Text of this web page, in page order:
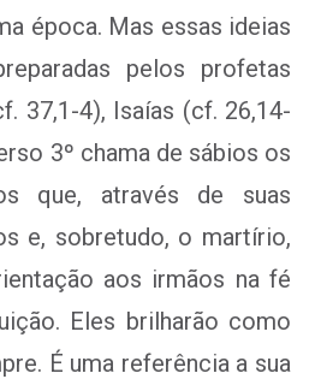
época. Mas essas ideias
pelos profetas
37,1-4), Isaías (cf. 26,14-
3º chama de sábios os
que, através de suas
e, sobretudo, o martírio,
aos irmãos na fé
Eles brilharão como
É uma referência a sua